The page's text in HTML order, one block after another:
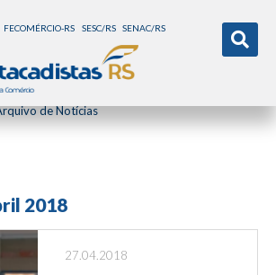
FECOMÉRCIO-RS SESC/RS SENAC/RS
de Notícias
2018
27.04.2018